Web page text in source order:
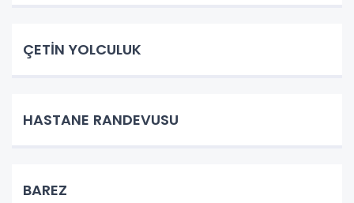
ÇETİN YOLCULUK
HASTANE RANDEVUSU
BAREZ